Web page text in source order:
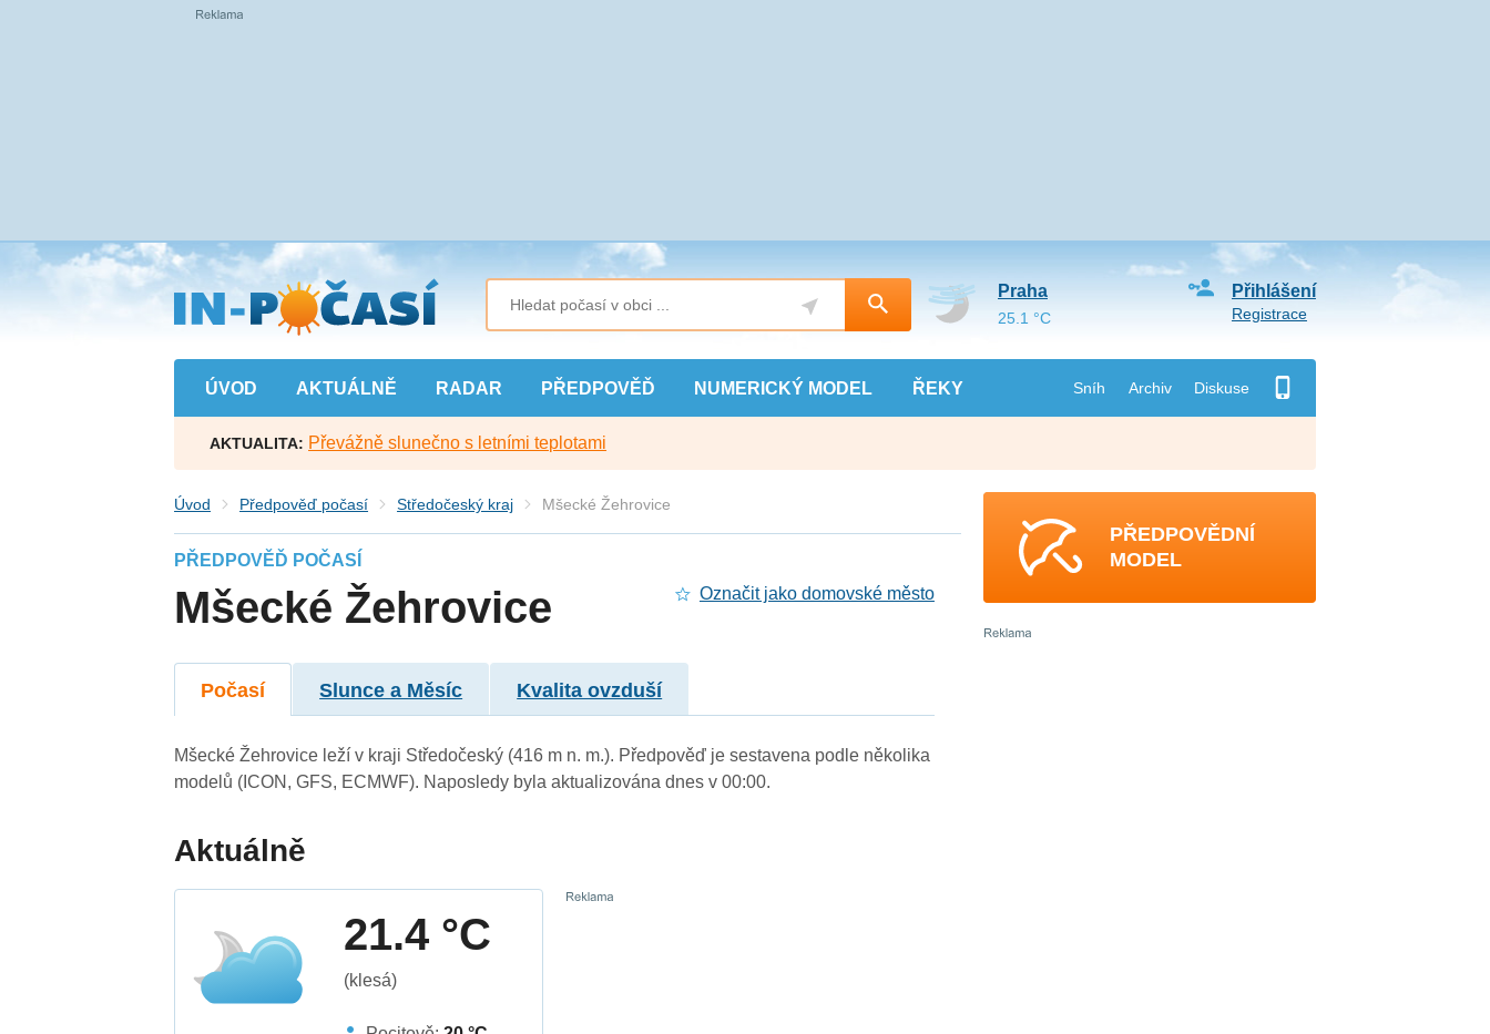
Přejít
na
hlavní
obsah
ÚVOD AKTUÁLNĚ RADAR PŘEDPOVĚĎ NUMERICKÝ MODEL ŘEKY Sníh Archiv Diskuse
Přihlášení
Registrace
Praha
25.1 °C
AKTUALITA: Převážně slunečno s letními teplotami
Úvod Předpověď počasí Středočeský kraj Mšecké Žehrovice
PŘEDPOVĚĎ POČASÍ
Mšecké Žehrovice Označit jako domovské město
Počasí Slunce a Měsíc Kvalita ovzduší
Mšecké Žehrovice leží v kraji Středočeský (416 m n. m.). Předpověď je sestavena podle několika
modelů (ICON, GFS, ECMWF). Naposledy byla aktualizována dnes v 00:00.
Aktuálně
21.4 °C
(klesá)
PŘEDPOVĚDNÍ
MODEL